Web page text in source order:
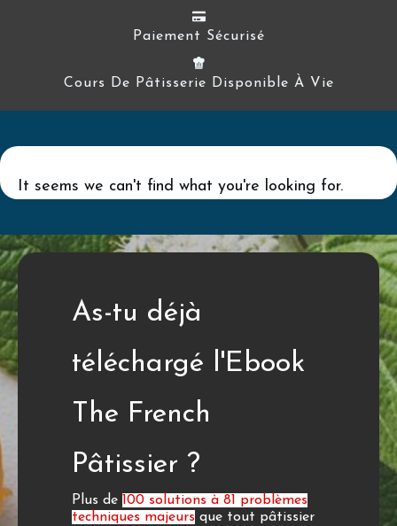
Paiement Sécurisé
Cours De Pâtisserie Disponible À Vie
It seems we can't find what you're looking for.
Rechercher :
As-tu déjà
téléchargé l'Ebook
The French
Pâtissier ?
Plus de 100 solutions à 81 problèmes
techniques majeurs que tout pâtissier